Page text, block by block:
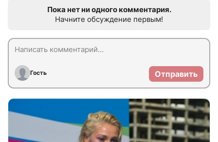
Пока нет ни одного комментария.
Начните обсуждение первым!
Гость Отправить